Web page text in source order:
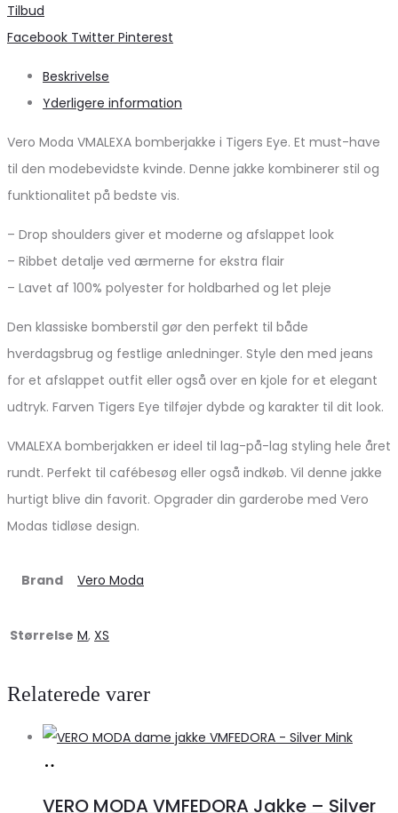
Tilbud
Share
Facebook Twitter Pinterest
Beskrivelse
Yderligere information
Vero Moda VMALEXA bomberjakke i Tigers Eye. Et must-have
til den modebevidste kvinde. Denne jakke kombinerer stil og
funktionalitet på bedste vis.
– Drop shoulders giver et moderne og afslappet look
– Ribbet detalje ved ærmerne for ekstra flair
– Lavet af 100% polyester for holdbarhed og let pleje
Den klassiske bomberstil gør den perfekt til både
hverdagsbrug og festlige anledninger. Style den med jeans
for et afslappet outfit eller også over en kjole for et elegant
udtryk. Farven Tigers Eye tilføjer dybde og karakter til dit look.
VMALEXA bomberjakken er ideel til lag-på-lag styling hele året
rundt. Perfekt til cafébesøg eller også indkøb. Vil denne jakke
hurtigt blive din favorit. Opgrader din garderobe med Vero
Modas tidløse design.
Brand Vero Moda
Størrelse M, XS
Relaterede varer
VERO MODA VMFEDORA Jakke – Silver